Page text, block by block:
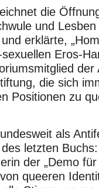
die
und Lesben
erklärte,
Eros-
der
die sich
Positionen zu
als
letzten
der „Demo
queeren